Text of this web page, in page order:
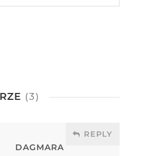
(3)
DAGMARA
REPLY